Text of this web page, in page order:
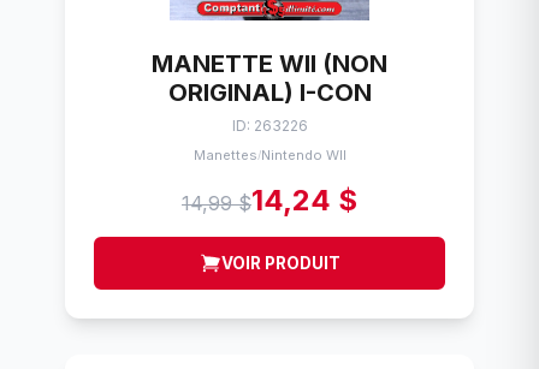
MANETTE WII (NON
ORIGINAL) I-CON
ID: 263226
Manettes/Nintendo WII
14,99 $14,24 $
VOIR PRODUIT